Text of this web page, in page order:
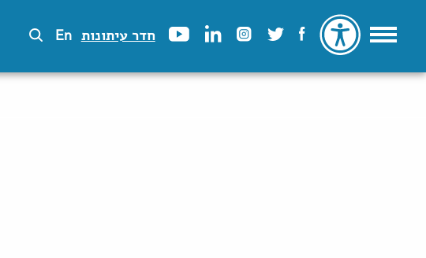
חדר עיתונות En